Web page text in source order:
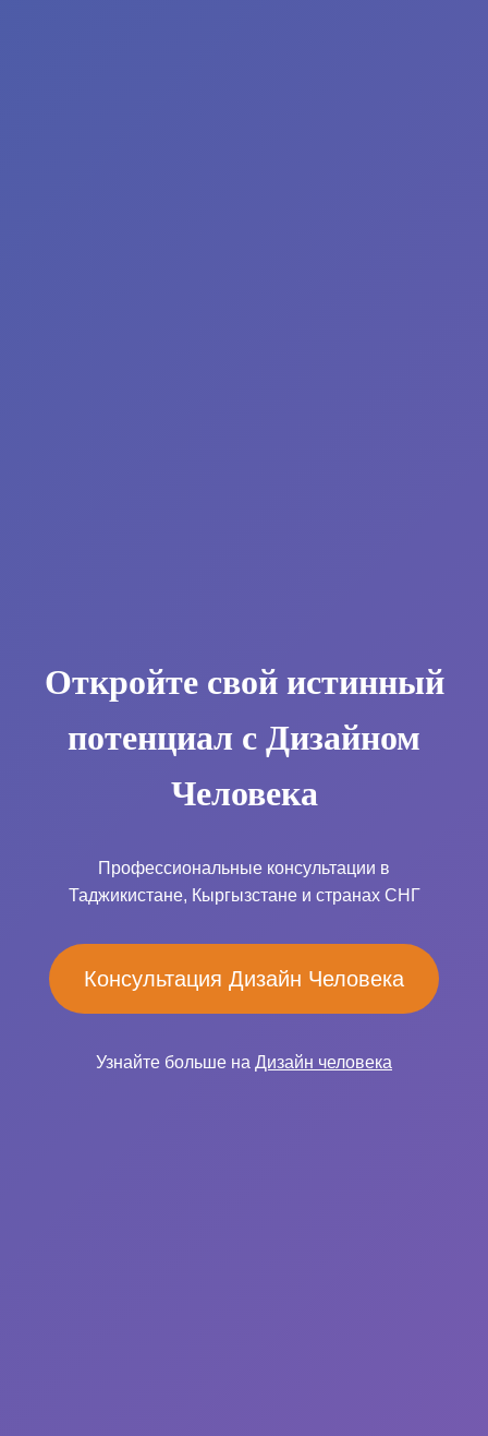
Откройте свой истинный
потенциал с Дизайном
Человека
Профессиональные консультации в
Таджикистане, Кыргызстане и странах СНГ
Консультация Дизайн Человека
Узнайте больше на Дизайн человека